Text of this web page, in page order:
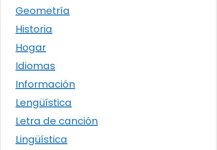
Geometría
Historia
Hogar
Idiomas
Información
Lengüística
Letra de canción
Lingüística